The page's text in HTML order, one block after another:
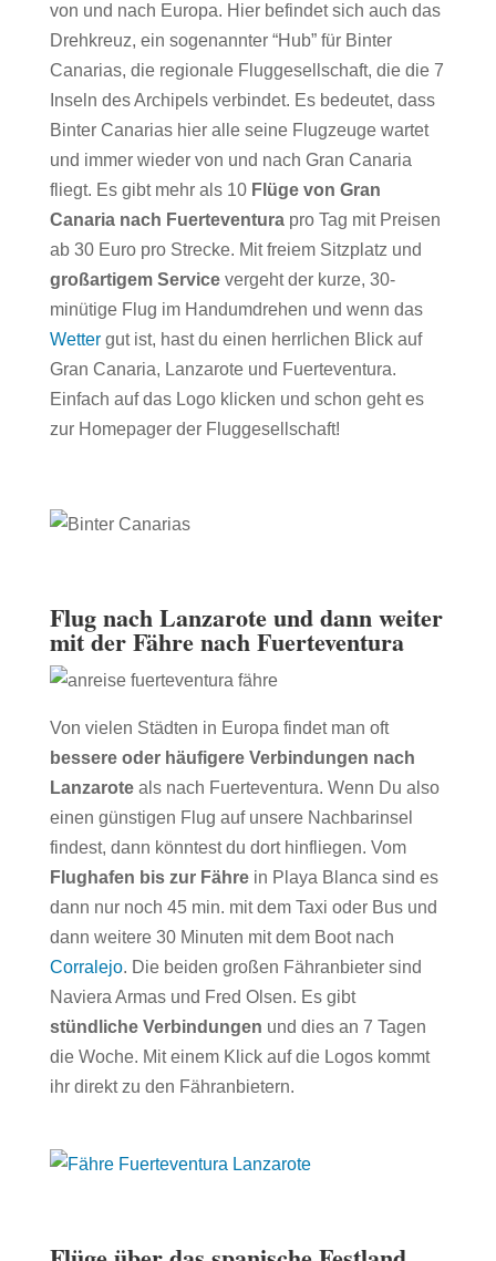
von und nach Europa. Hier befindet sich auch das
Drehkreuz, ein sogenannter “Hub” für Binter
Canarias, die regionale Fluggesellschaft, die die 7
Inseln des Archipels verbindet. Es bedeutet, dass
Binter Canarias hier alle seine Flugzeuge wartet
und immer wieder von und nach Gran Canaria
fliegt. Es gibt mehr als 10 Flüge von Gran
Canaria nach Fuerteventurapro Tag mit Preisen
ab 30 Euro pro Strecke. Mit freiem Sitzplatz und
großartigem Servicevergeht der kurze, 30-
minütige Flug im Handumdrehen und wenn das
Wettergut ist, hast du einen herrlichen Blick auf
Gran Canaria, Lanzarote und Fuerteventura.
Einfach auf das Logo klicken und schon geht es
zur Homepager der Fluggesellschaft!
Flug nach Lanzarote und dann weiter
mit der Fähre nach Fuerteventura
Von vielen Städten in Europa findet man oft
bessere oder häufigere Verbindungen nach
Lanzaroteals nach Fuerteventura. Wenn Du also
einen günstigen Flug auf unsere Nachbarinsel
findest, dann könntest du dort hinfliegen. Vom
Flughafen bis zur Fährein Playa Blanca sind es
dann nur noch 45 min. mit dem Taxi oder Bus und
dann weitere 30 Minuten mit dem Boot nach
Corralejo. Die beiden großen Fähranbieter sind
Naviera Armas und Fred Olsen. Es gibt
stündliche Verbindungen und dies an 7 Tagen
die Woche. Mit einem Klick auf die Logos kommt
ihr direkt zu den Fähranbietern.